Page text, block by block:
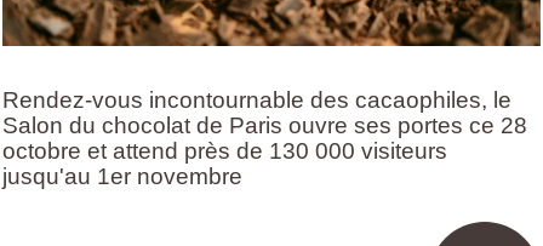
Rendez-vous incontournable des cacaophiles, le
Salon du chocolat de Paris ouvre ses portes ce 28
octobre et attend près de 130 000 visiteurs
jusqu'au 1er novembre